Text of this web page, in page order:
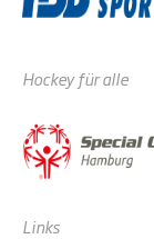
Hockey für alle
Links